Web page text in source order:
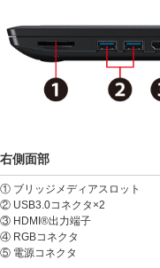
右側面部
① ブリッジメディアスロット
② USB3.0コネクタ×2
③ HDMI®出力端子
④ RGBコネクタ
⑤ 電源コネクタ